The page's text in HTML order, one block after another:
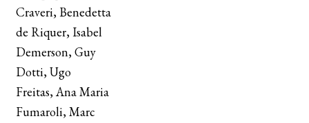
Craveri, Benedetta
de Riquer, Isabel
Demerson, Guy
Dotti, Ugo
Freitas, Ana Maria
Fumaroli, Marc